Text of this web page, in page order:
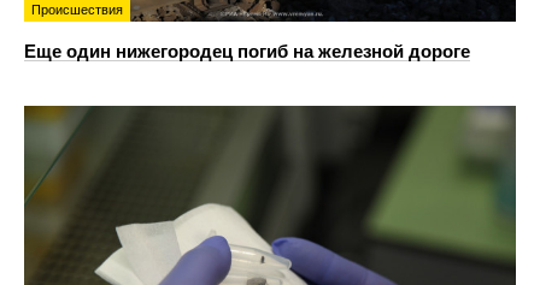
Происшествия
Еще один нижегородец погиб на железной дороге